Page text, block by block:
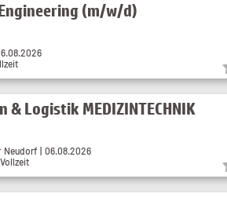
(m/w/d)
Logistik MEDIZINTECHNIK
Neudorf | 06.08.2026